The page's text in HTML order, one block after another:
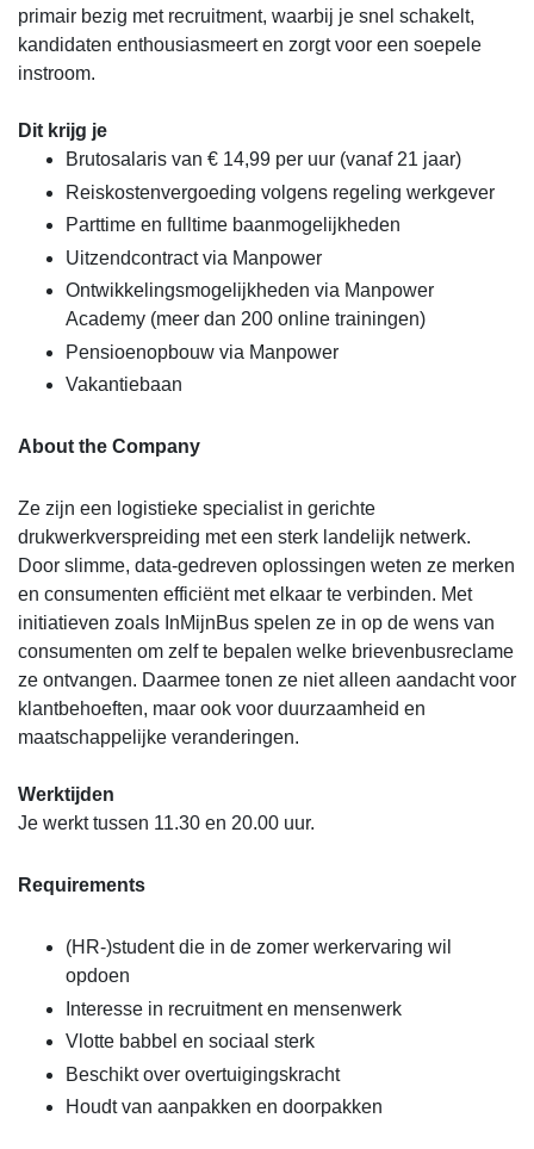
primair bezig met recruitment, waarbij je snel schakelt,
kandidaten enthousiasmeert en zorgt voor een soepele
instroom.
Dit krijg je
Brutosalaris van € 14,99 per uur (vanaf 21 jaar)
Reiskostenvergoeding volgens regeling werkgever
Parttime en fulltime baanmogelijkheden
Uitzendcontract via Manpower
Ontwikkelingsmogelijkheden via Manpower
Academy (meer dan 200 online trainingen)
Pensioenopbouw via Manpower
Vakantiebaan
About the Company
Ze zijn een logistieke specialist in gerichte
drukwerkverspreiding met een sterk landelijk netwerk.
Door slimme, data-gedreven oplossingen weten ze merken
en consumenten efficiënt met elkaar te verbinden. Met
initiatieven zoals InMijnBus spelen ze in op de wens van
consumenten om zelf te bepalen welke brievenbusreclame
ze ontvangen. Daarmee tonen ze niet alleen aandacht voor
klantbehoeften, maar ook voor duurzaamheid en
maatschappelijke veranderingen.
Werktijden
Je werkt tussen 11.30 en 20.00 uur.
Requirements
(HR-)student die in de zomer werkervaring wil
opdoen
Interesse in recruitment en mensenwerk
Vlotte babbel en sociaal sterk
Beschikt over overtuigingskracht
Houdt van aanpakken en doorpakken